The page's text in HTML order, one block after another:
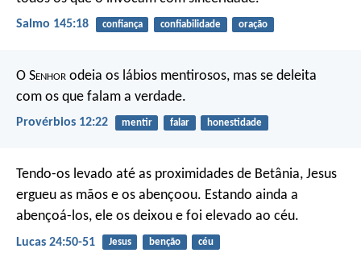
Salmo 145:18 confiança confiabilidade oração
O Senhor odeia os lábios mentirosos, mas se deleita
com os que falam a verdade.
Provérbios 12:22 mentir falar honestidade
Tendo-os levado até as proximidades de Betânia, Jesus
ergueu as mãos e os abençoou. Estando ainda a
abençoá-los, ele os deixou e foi elevado ao céu.
Lucas 24:50-51 Jesus benção céu